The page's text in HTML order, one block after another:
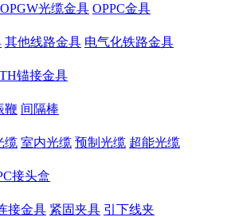
OPGW光缆金具 OPPC金具
其他线路金具 电气化铁路金具
锚接金具
鞭 间隔棒
缆 室内光缆 预制光缆 超能光缆
接头盒
接金具 紧固夹具 引下线夹